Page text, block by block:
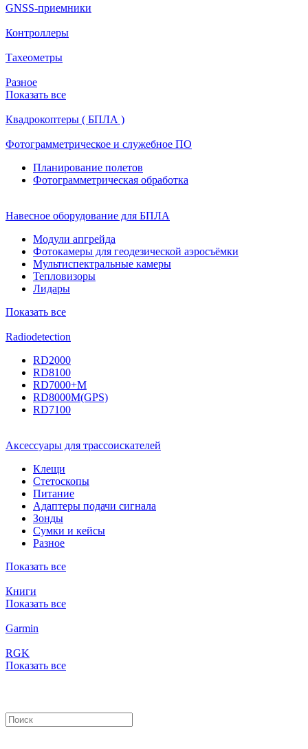
GNSS-приемники
Контроллеры
Тахеометры
Разное
Показать все
Квадрокоптеры ( БПЛА )
Фотограмметрическое и служебное ПО
Планирование полетов
Фотограмметрическая обработка
Навесное оборудование для БПЛА
Модули апгрейда
Фотокамеры для геодезической аэросъёмки
Мультиспектральные камеры
Тепловизоры
Лидары
Показать все
Radiodetection
RD2000
RD8100
RD7000+M
RD8000M(GPS)
RD7100
Аксессуары для трассоискателей
Клещи
Стетоскопы
Питание
Адаптеры подачи сигнала
Зонды
Сумки и кейсы
Разное
Показать все
Книги
Показать все
Garmin
RGK
Показать все